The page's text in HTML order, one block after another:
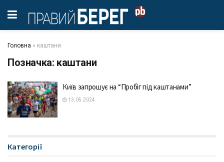
Головна » каштани
Позначка: каштани
Київ запрошує на “Пробіг під каштанами”
13.05.2024
Категорії